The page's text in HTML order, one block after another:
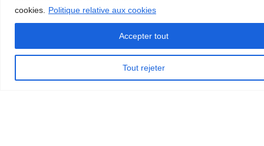
cookies.
Politique relative aux cookies
Tout rejeter
Accepter tout